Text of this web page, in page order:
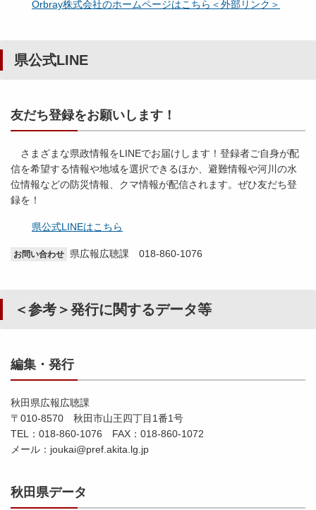
Orbray株式会社のホームページはこちら＜外部リンク＞
県公式LINE
友だち登録をお願いします！
さまざまな県政情報をLINEでお届けします！登録者ご自身が配
信を希望する情報や地域を選択できるほか、避難情報や河川の水
位情報などの防災情報、クマ情報が配信されます。ぜひ友だち登
録を！
県公式LINEはこちら
お問い合わせ 県広報広聴課 018-860-1076
＜参考＞発行に関するデータ等
編集・発行
秋田県広報広聴課
〒010-8570 秋田市山王四丁目1番1号
TEL：018-860-1076 FAX：018-860-1072
メール：joukai@pref.akita.lg.jp
秋田県データ